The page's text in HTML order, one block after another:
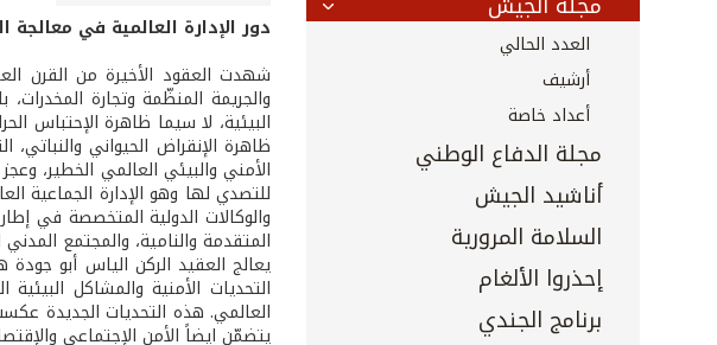
العدد الحالي
أرشيف
أعداد خاصة
مجلة الدفاع الوطني
أناشيد الجيش
السلامة المرورية
إحذروا الألغام
برنامج الجندي
دور الإدارة العالمية في معالجة
شهدت العقود الأخيرة من القرن
والجريمة المنظّمة وتجارة
البيئية، لا سيما ظاهرة الإحتباس
ظاهرة الإنقراض الحيواني
الأمني والبيئي العالمي الخطير،
للتصدي لها وهو الإدارة الجماعية
والوكالات الدولية المتخصصة في
المتقدمة والنامية، والمجتمع
يعالج العقيد الركن الياس أبو جودة
التحديات الأمنية والمشاكل
العالمي. هذه التحديات الجديدة
يتضمّن ايضاً الأمن الإجتماعي